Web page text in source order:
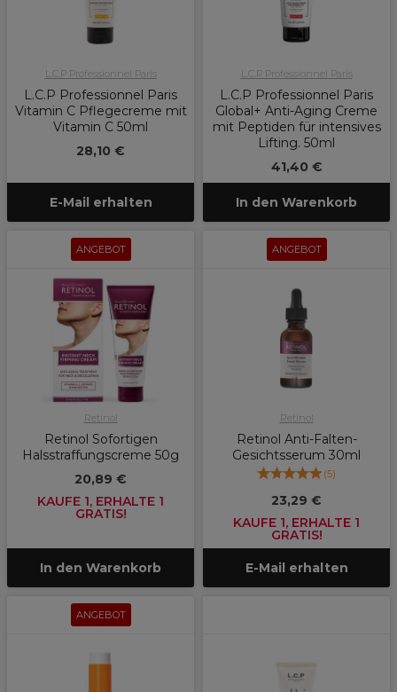
L.C.P Professionnel Paris
L.C.P Professionnel Paris
Vitamin C Pflegecreme mit
Vitamin C 50ml
28,10 €
E-Mail erhalten
L.C.P Professionnel Paris
L.C.P Professionnel Paris
Global+ Anti-Aging Creme
mit Peptiden für intensives
Lifting. 50ml
41,40 €
In den Warenkorb
ANGEBOT
Retinol
Retinol Sofortigen
Halsstraffungscreme 50g
20,89 €
KAUFE 1, ERHALTE 1
GRATIS!
In den Warenkorb
ANGEBOT
Retinol
Retinol Anti-Falten-
Gesichtsserum 30ml
(5)
23,29 €
KAUFE 1, ERHALTE 1
GRATIS!
E-Mail erhalten
ANGEBOT